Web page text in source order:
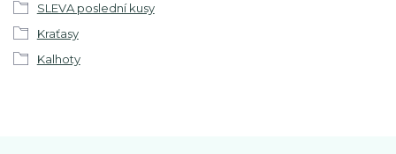
SLEVA poslední kusy
Kraťasy
Kalhoty